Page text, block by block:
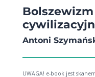
Antoni
UWAGA! e-book jest